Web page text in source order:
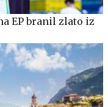
EP branil zlato iz